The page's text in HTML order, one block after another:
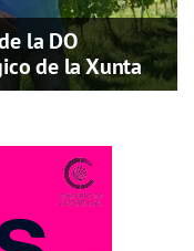
la DO
de la Xunta